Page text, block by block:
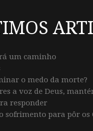
um caminho
o medo da morte?
a voz de Deus,
responder
sofrimento para pôr os